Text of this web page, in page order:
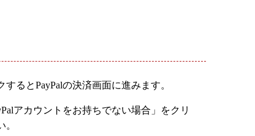
るとPayPalの決済画面に進みます。
アカウントをお持ちでない場合」をクリ